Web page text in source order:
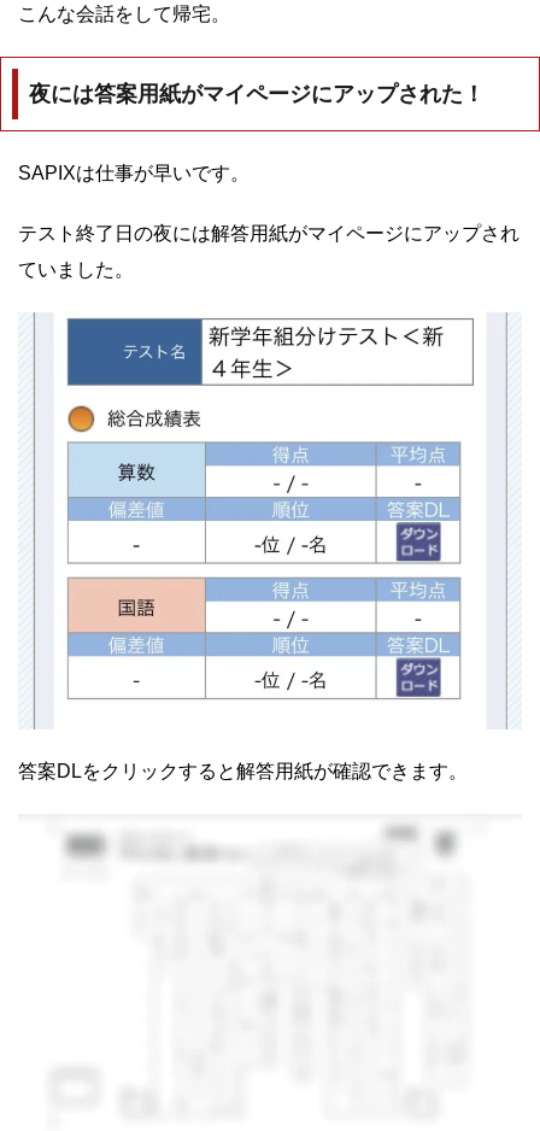
こんな会話をして帰宅。
夜には答案用紙がマイページにアップされた！
SAPIXは仕事が早いです。
テスト終了日の夜には解答用紙がマイページにアップされ
ていました。
答案DLをクリックすると解答用紙が確認できます。